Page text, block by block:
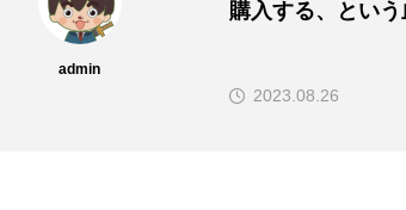
admin
子供たち
2022.04.25